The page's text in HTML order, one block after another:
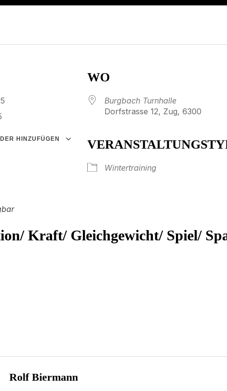
HINZUFÜGEN
WO
Burgbach Turnhalle
Dorfstrasse 12, Zug, 6300
Wintertraining
Kraft/ Gleichgewicht/ Spiel/
Rolf Biermann